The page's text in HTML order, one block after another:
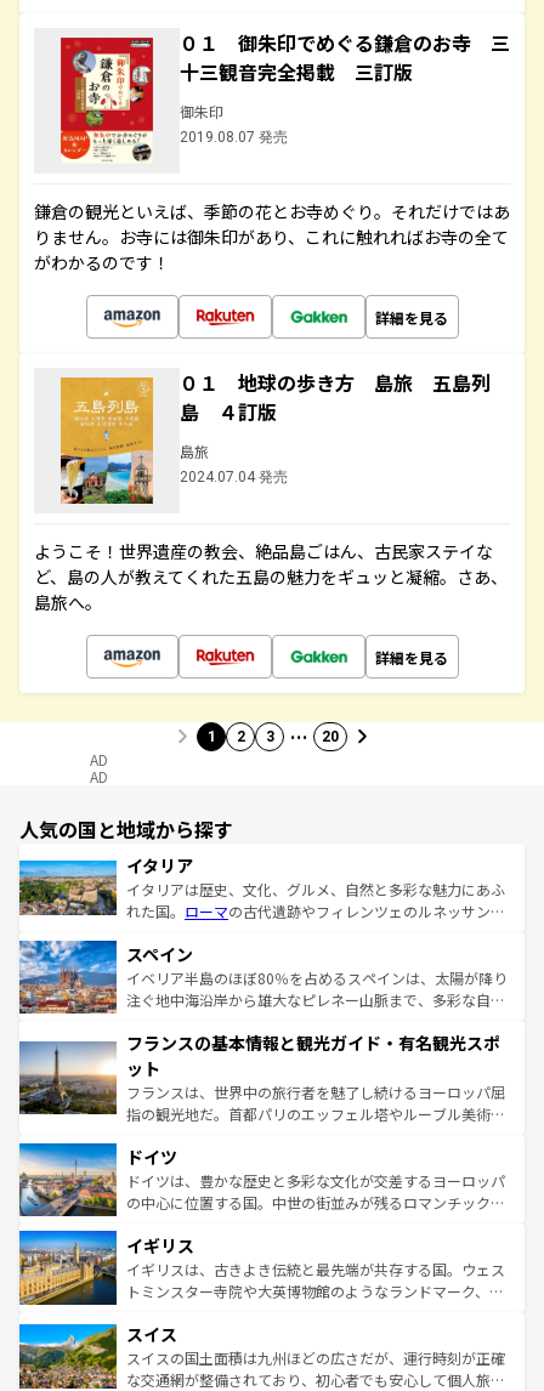
０１ 御朱印でめぐる鎌倉のお寺 三
十三観音完全掲載 三訂版
御朱印
2019.08.07 発売
鎌倉の観光といえば、季節の花とお寺めぐり。それだけではあ
りません。お寺には御朱印があり、これに触れればお寺の全て
がわかるのです！
詳細を見る
０１ 地球の歩き方 島旅 五島列
島 ４訂版
島旅
2024.07.04 発売
ようこそ！世界遺産の教会、絶品島ごはん、古民家ステイな
ど、島の人が教えてくれた五島の魅力をギュッと凝縮。さあ、
島旅へ。
詳細を見る
1 2 3 … 20
AD
AD
人気の国と地域から探す
イタリア
イタリアは歴史、文化、グルメ、自然と多彩な魅力にあふ
れた国。 ローマの古代遺跡やフィレンツェのルネッサンス
ろん、トスカーナの美しい田園風景やアマルフィ海岸の絶
景など、自然景観も見逃せない。観光の合間には、本場の
ピザやパスタなど、絶品のイタリア料理を堪能することも
ませてくれるイタリアで、忘れられない旅をしてみよう！
なお、新着のイタリア情報は
しい。
スペイン
イベリア半島のほぼ80％を占めるスペインは、太陽が降り
注ぐ地中海沿岸から雄大なピレネー山脈まで、多彩な自然
文化が根付くこの国では、情熱的なフラメンコ、熱気あふ
れる闘牛、そして美味しいタパスが生活の一部となってい
る。首都マドリードの洗練された雰囲気や、バルセロナの
アートに溢れた街角から、地方では古代ローマ遺跡や中世
せる。地方によって風土や気候が異なるスペインはその個
性で訪れる人を魅了する。 なお、新着のスペイン情報は コ
ンテンツ一覧を参照してほしい。
フランスの基本情報と観光ガイド・有名観光スポ
ット
フランスは、世界中の旅行者を魅了し続けるヨーロッパ屈
指の観光地だ。首都パリのエッフェル塔やルーブル美術館
で、幅広い魅力が詰まっている。華麗な宮殿、歴史的な大
聖堂、美しいビーチ、そして豊かな自然が、訪れる者を心
から魅了する。また、フランスは美食の国としても知ら
いる。シャンパンの発祥地であるランス、プロヴァンスの
香り高いラベンダー畑など、多彩な楽しみ方が可能だ。さ
らに、パリ以外の地域にも魅力が溢れており、どの街角に
れる地方に足を運ぶとそれぞれで全く異なる文化を体験で
きるだろう。 なお、新着のフランス情報はコンテンツ一覧
を参照してほしい。
ドイツ
ドイツは、豊かな歴史と多彩な文化が交差するヨーロッパ
の中心に位置する国。中世の街並みが残るロマンチック街
顔を持つこの国は、どこを歩いても飽きることがない。ベ
ルリンの文化的活気、バイエルン州のアルプスの絶景、そ
してライン川沿いのワイン畑といった風景は必見。ビール
は、お酒好きな人にはぜひ体験してほしい。 なお、新着の
ドイツ情報はコンテンツ一覧を参照してほしい。
イギリス
イギリスは、古きよき伝統と最先端が共存する国。ウェス
トミンスター寺院や大英博物館のようなランドマーク、歴
リアごとに異なる魅力がある。また、優雅なアフタヌーン
ティー、ビール好きにはたまらない英国パブ、サッカー観
戦など、本場だからこそできる体験も豊富。イギリスを旅
スイス
スイスの国土面積は九州ほどの広さだが、運行時刻が正確
な交通網が整備されており、初心者でも安心して個人旅行